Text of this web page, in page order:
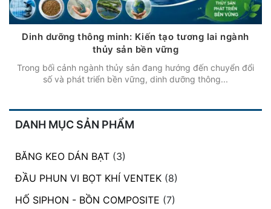
Dinh dưỡng thông minh: Kiến tạo tương lai ngành
thủy sản bền vững
Trong bối cảnh ngành thủy sản đang hướng đến chuyển đổi
số và phát triển bền vững, dinh dưỡng thông...
DANH MỤC SẢN PHẨM
BĂNG KEO DÁN BẠT (3)
ĐẦU PHUN VI BỌT KHÍ VENTEK (8)
HỐ SIPHON - BỒN COMPOSITE (7)